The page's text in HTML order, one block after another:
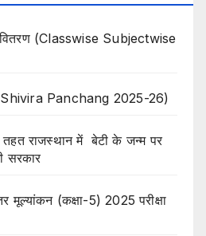
वितरण (Classwise Subjectwise
(Shivira Panchang 2025-26)
तहत राजस्थान में बेटी के जन्म पर
सरकार
मूल्यांकन (कक्षा-5) 2025 परीक्षा